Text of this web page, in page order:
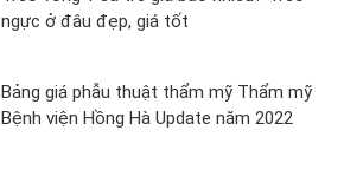
ngực ở đâu đẹp, giá tốt
Bảng giá phẫu thuật thẩm mỹ Thẩm mỹ
Bệnh viện Hồng Hà Update năm 2022